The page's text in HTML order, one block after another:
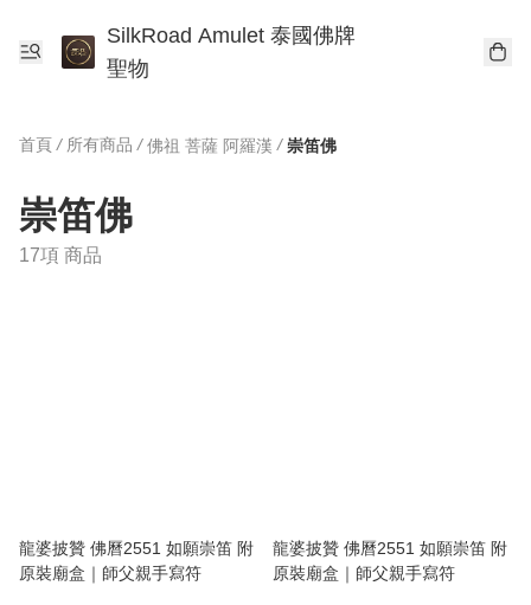
SilkRoad Amulet 泰國佛牌
聖物
首頁 / 所有商品 / 佛祖 菩薩 阿羅漢 / 崇笛佛
崇笛佛
17項 商品
龍婆披贊 佛曆2551 如願崇笛 附
原裝廟盒｜師父親手寫符
龍婆披贊 佛曆2551 如願崇笛 附
原裝廟盒｜師父親手寫符